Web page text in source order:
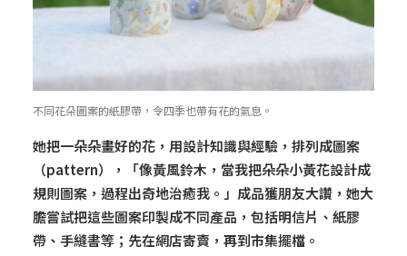
不同花朵圖案的紙膠帶，令四季也帶有花的氣息。
她把一朵朵畫好的花，用設計知識與經驗，排列成圖案
（pattern），「像黃風鈴木，當我把朵朵小黃花設計成
規則圖案，過程出奇地治癒我。」成品獲朋友大讚，她大
膽嘗試把這些圖案印製成不同產品，包括明信片、紙膠
帶、手縫書等；先在網店寄賣，再到市集擺檔。